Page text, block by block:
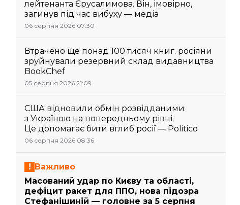
лейтенанта Єрусалимова. Він, імовірно,
загинув під час вибуху — медіа
06 серпня 2026 07:30
Втрачено ще понад 100 тисяч книг. росіяни
зруйнували резервний склад видавництва
BookChef
05 серпня 2026 21:09
США відновили обмін розвідданими
з Україною на попередньому рівні.
Це допомагає бити вглиб росії — Politico
06 серпня 2026 08:36
Важливо
Масований удар по Києву та області,
дефіцит ракет для ППО, нова підозра
Стефанішиній — головне за 5 серпня